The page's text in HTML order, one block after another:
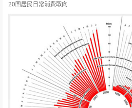
20国居民日常消费取向